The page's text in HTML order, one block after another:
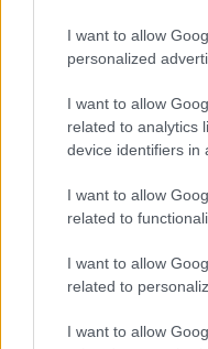
I want to allow
personalized
I want to allow
related to analytics
device identifiers in
I want to allow
related to
I want to allow
related to
I want to allow
Magna Pars Milano:
ex stabilimento di
LIFESTYLE